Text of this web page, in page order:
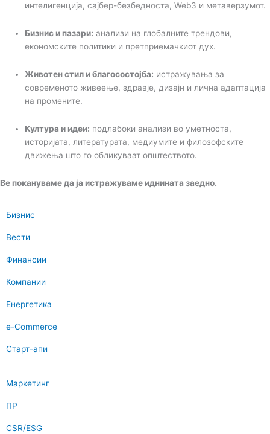
интелигенција, сајбер-безбедноста, Web3 и метаверзумот.
Бизнис и пазари: анализи на глобалните трендови,
економските политики и претприемачкиот дух.
Животен стил и благосостојба: истражувања за
современото живеење, здравје, дизајн и лична адаптација
на промените.
Култура и идеи: подлабоки анализи во уметноста,
историјата, литературата, медиумите и филозофските
движења што го обликуваат општеството.
Ве покануваме да ја истражуваме иднината заедно.
Бизнис
Вести
Финансии
Компании
Енергетика
e-Commerce
Старт-апи
Маркетинг
ПР
CSR/ESG